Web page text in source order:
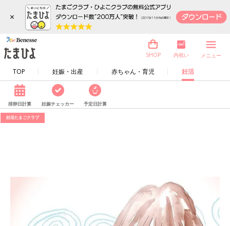
×
TOP 妊娠・出産 赤ちゃん・育児 妊活
SHOP 内祝い メニュー
排卵日計算 妊娠チェッカー 予定日計算
妊活たまごクラブ